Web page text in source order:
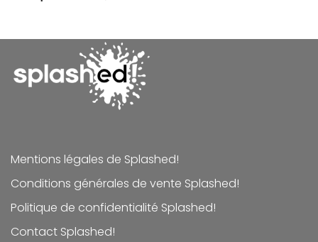
Mentions légales de Splashed!
Conditions générales de vente Splashed!
Politique de confidentialité Splashed!
Contact Splashed!